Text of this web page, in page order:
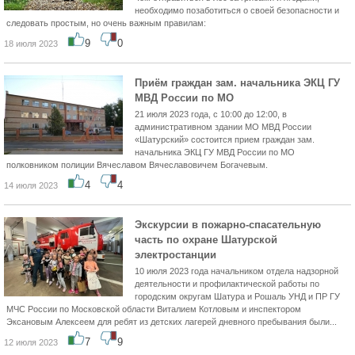
необходимо позаботиться о своей безопасности и
следовать простым, но очень важным правилам:
18 июля 2023 9 0
Приём граждан зам. начальника ЭКЦ ГУ
МВД России по МО
21 июля 2023 года, с 10:00 до 12:00, в
административном здании МО МВД России
«Шатурский» состоится прием граждан зам.
начальника ЭКЦ ГУ МВД России по МО
полковником полиции Вячеславом Вячеславовичем Богачевым.
14 июля 2023 4 4
Экскурсии в пожарно-спасательную
часть по охране Шатурской
электростанции
10 июля 2023 года начальником отдела надзорной
деятельности и профилактической работы по
городским округам Шатура и Рошаль УНД и ПР ГУ
МЧС России по Московской области Виталием Котловым и инспектором
Эксановым Алексеем для ребят из детских лагерей дневного пребывания были...
12 июля 2023 7 9